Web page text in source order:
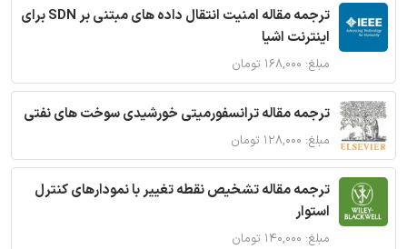
ترجمه مقاله امنیت انتقال داده های مبتنی بر SDN برای
اینترنت اشیا
مبلغ: ۱۶۸,۰۰۰ تومان
ترجمه مقاله ترانسفورمیتی خورشیدی سوخت های نفتی
مبلغ: ۱۲۸,۰۰۰ تومان
ترجمه مقاله تشخیص نقطه تغییر با نمودارهای کنترل
استوار
مبلغ: ۱۴۰,۰۰۰ تومان